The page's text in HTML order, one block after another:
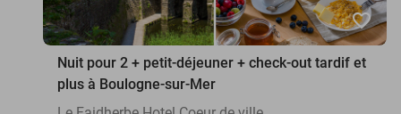
favorite_border
Nuit pour 2 + petit-déjeuner + check-out tardif et
plus à Boulogne-sur-Mer